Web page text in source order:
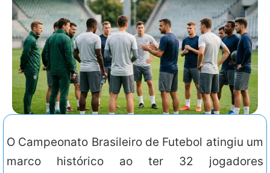
O Campeonato Brasileiro de Futebol atingiu um
marco histórico ao ter 32 jogadores